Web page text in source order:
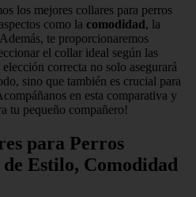
los mejores collares para perros
como la comodidad, la
te proporcionaremos
el collar ideal según las
correcta no solo asegurará
sino que también es crucial para
en esta comparativa y
tu pequeño compañero!
para Perros
Estilo, Comodidad